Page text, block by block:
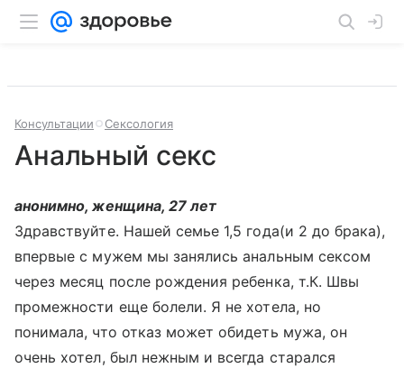
Консультации Сексология
Анальный секс
анонимно, женщина, 27 лет
Здравствуйте. Нашей семье 1,5 года(и 2 до брака),
впервые с мужем мы занялись анальным сексом
через месяц после рождения ребенка, т.К. Швы
промежности еще болели. Я не хотела, но
понимала, что отказ может обидеть мужа, он
очень хотел, был нежным и всегда старался